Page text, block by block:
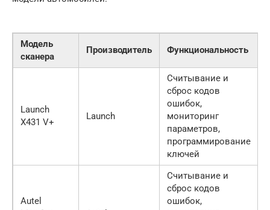
Модель
сканера
Производитель Функциональность
Launch
X431 V+
Launch
Считывание и
сброс кодов
ошибок,
мониторинг
параметров,
программирование
ключей
Autel
Считывание и
сброс кодов
ошибок,